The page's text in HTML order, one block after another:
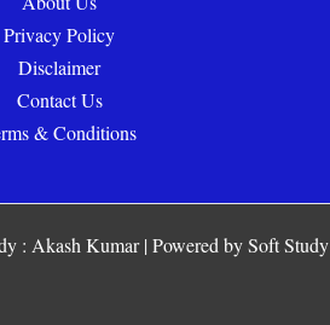
Privacy Policy
Disclaimer
Contact Us
& Conditions
: Akash Kumar | Powered by Soft Study